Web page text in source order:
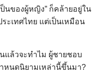
นของผู้หญิง” ก็คล้ายอยู่ใน
ะเทศไทย แต่เป็นเหมือน
แล้วจะทำไม ผู้ชายชอบ
หนดนิยามเหล่านี้ขึ้นมา?